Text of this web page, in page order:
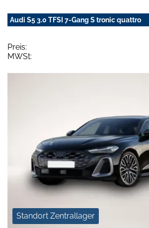
Audi S5 3.0 TFSI 7-Gang S tronic quattro
Preis:
MWSt:
Standort Zentrallager